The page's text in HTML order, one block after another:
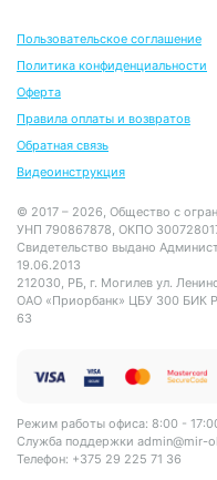
Пользовательское соглашение
Политика конфиденциальности
Оферта
Правила оплаты и возвратов
Обратная связь
Видеоинструкция
© 2017 – 2026, Общество с
УНП 790867878, ОКПО
Свидетельство выдано
19.06.2013
212030, РБ, г. Могилев ул.
ОАО «Приорбанк» ЦБУ 300 БИК
63
Режим работы офиса: 8:00 -
Служба поддержки admin@mir-
Телефон: +375 29 225 71 36